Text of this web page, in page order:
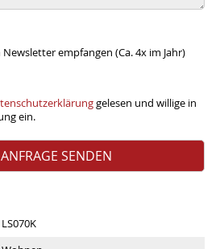
empfangen (Ca. 4x im Jahr)
gelesen und willige in
ein.
LS070K